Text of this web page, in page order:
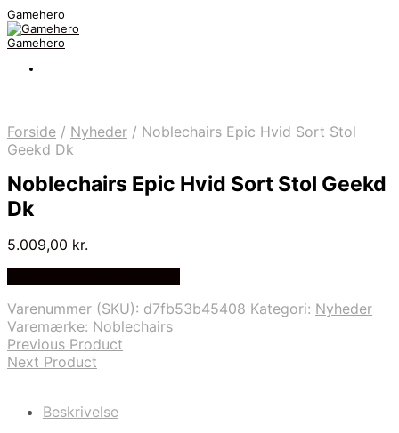
Gamehero
Gamehero
Forside / Nyheder / Noblechairs Epic Hvid Sort Stol
Geekd Dk
Noblechairs Epic Hvid Sort Stol Geekd
Dk
5.009,00 kr.
Varenummer (SKU): d7fb53b45408 Kategori: Nyheder
Varemærke: Noblechairs
Previous Product
Next Product
Beskrivelse